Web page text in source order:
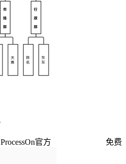
ProcessOn官方
免费